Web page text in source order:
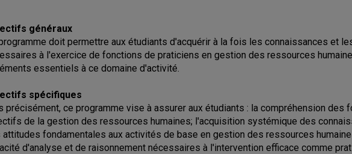
généraux
doit permettre aux étudiants d'acquérir à la fois les connaissances et
à l'exercice de fonctions de praticiens en gestion des ressources
essentiels à ce domaine d'activité.
spécifiques
précisément, ce programme vise à assurer aux étudiants : la compréhension des
de la gestion des ressources humaines; l'acquisition systémique des
attitudes fondamentales aux activités de base en gestion des ressources
d'analyse et de raisonnement nécessaires à l'intervention efficace comme